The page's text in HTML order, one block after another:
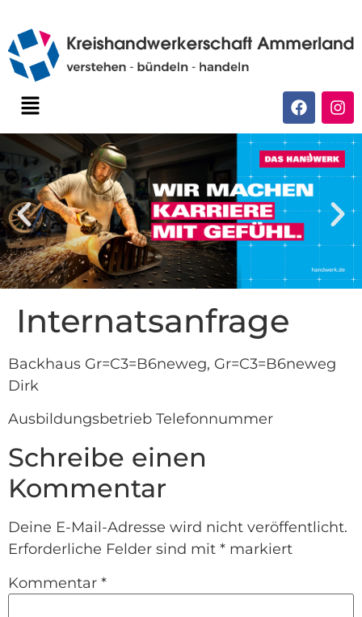
Internatsanfrage
Backhaus Gr=C3=B6neweg, Gr=C3=B6neweg
Dirk
Ausbildungsbetrieb Telefonnummer
Schreibe einen
Kommentar
Deine E-Mail-Adresse wird nicht veröffentlicht.
Erforderliche Felder sind mit * markiert
Kommentar *